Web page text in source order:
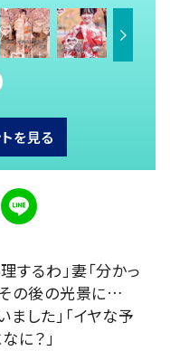
を見る
するわ」妻「分かっ
その後の光景に…
ました」「イヤな予
に？」